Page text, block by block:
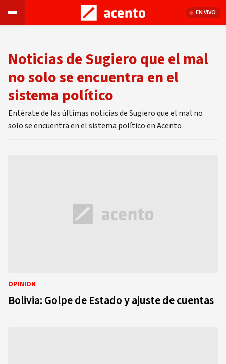
EN VIVO
Noticias de Sugiero que el mal
no solo se encuentra en el
sistema político
Entérate de las últimas noticias de Sugiero que el mal no
solo se encuentra en el sistema político en Acento
OPINIÓN
Bolivia: Golpe de Estado y ajuste de cuentas